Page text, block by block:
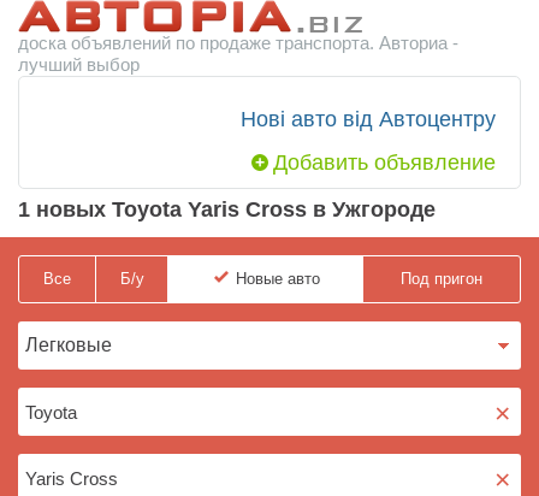
доска объявлений по продаже транспорта. Авториа -
лучший выбор
Нові авто від Автоцентру
Добавить объявление
1 новых Toyota Yaris Cross в Ужгороде
Все Б/у Новые авто Под пригон
×
×